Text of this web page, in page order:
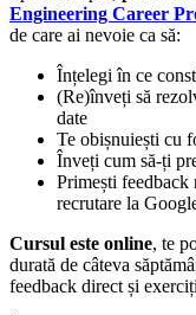
Engineering Career
de care ai nevoie ca să:
Înțelegi în ce
(Re)înveți să
date
Te obișnuiești cu
Înveți cum să-ți
Primești feedback
recrutare la
Cursul este online, te
durată de câteva
feedback direct și